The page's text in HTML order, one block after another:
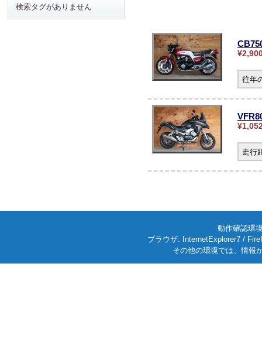
往年
走行
検索タグがありません
動作確認環
ブラウザ: InternetExplorer7 /
その他の環境では、情報